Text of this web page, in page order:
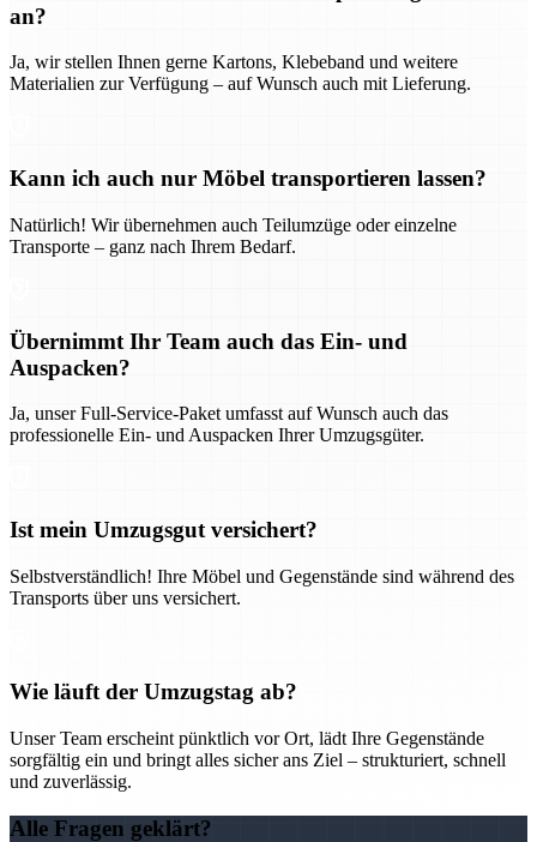
an?
Ja, wir stellen Ihnen gerne Kartons, Klebeband und weitere
Materialien zur Verfügung – auf Wunsch auch mit Lieferung.
Kann ich auch nur Möbel transportieren lassen?
Natürlich! Wir übernehmen auch Teilumzüge oder einzelne
Transporte – ganz nach Ihrem Bedarf.
Übernimmt Ihr Team auch das Ein- und
Auspacken?
Ja, unser Full-Service-Paket umfasst auf Wunsch auch das
professionelle Ein- und Auspacken Ihrer Umzugsgüter.
Ist mein Umzugsgut versichert?
Selbstverständlich! Ihre Möbel und Gegenstände sind während des
Transports über uns versichert.
Wie läuft der Umzugstag ab?
Unser Team erscheint pünktlich vor Ort, lädt Ihre Gegenstände
sorgfältig ein und bringt alles sicher ans Ziel – strukturiert, schnell
und zuverlässig.
Alle Fragen geklärt?